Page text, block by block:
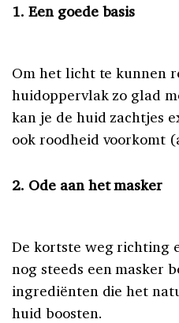
1. Een goede basis
Om het licht te kunnen
huidoppervlak zo glad
kan je de huid zachtjes
ook roodheid voorkomt
2. Ode aan het masker
De kortste weg richting
nog steeds een masker
ingrediënten die het
huid boosten.